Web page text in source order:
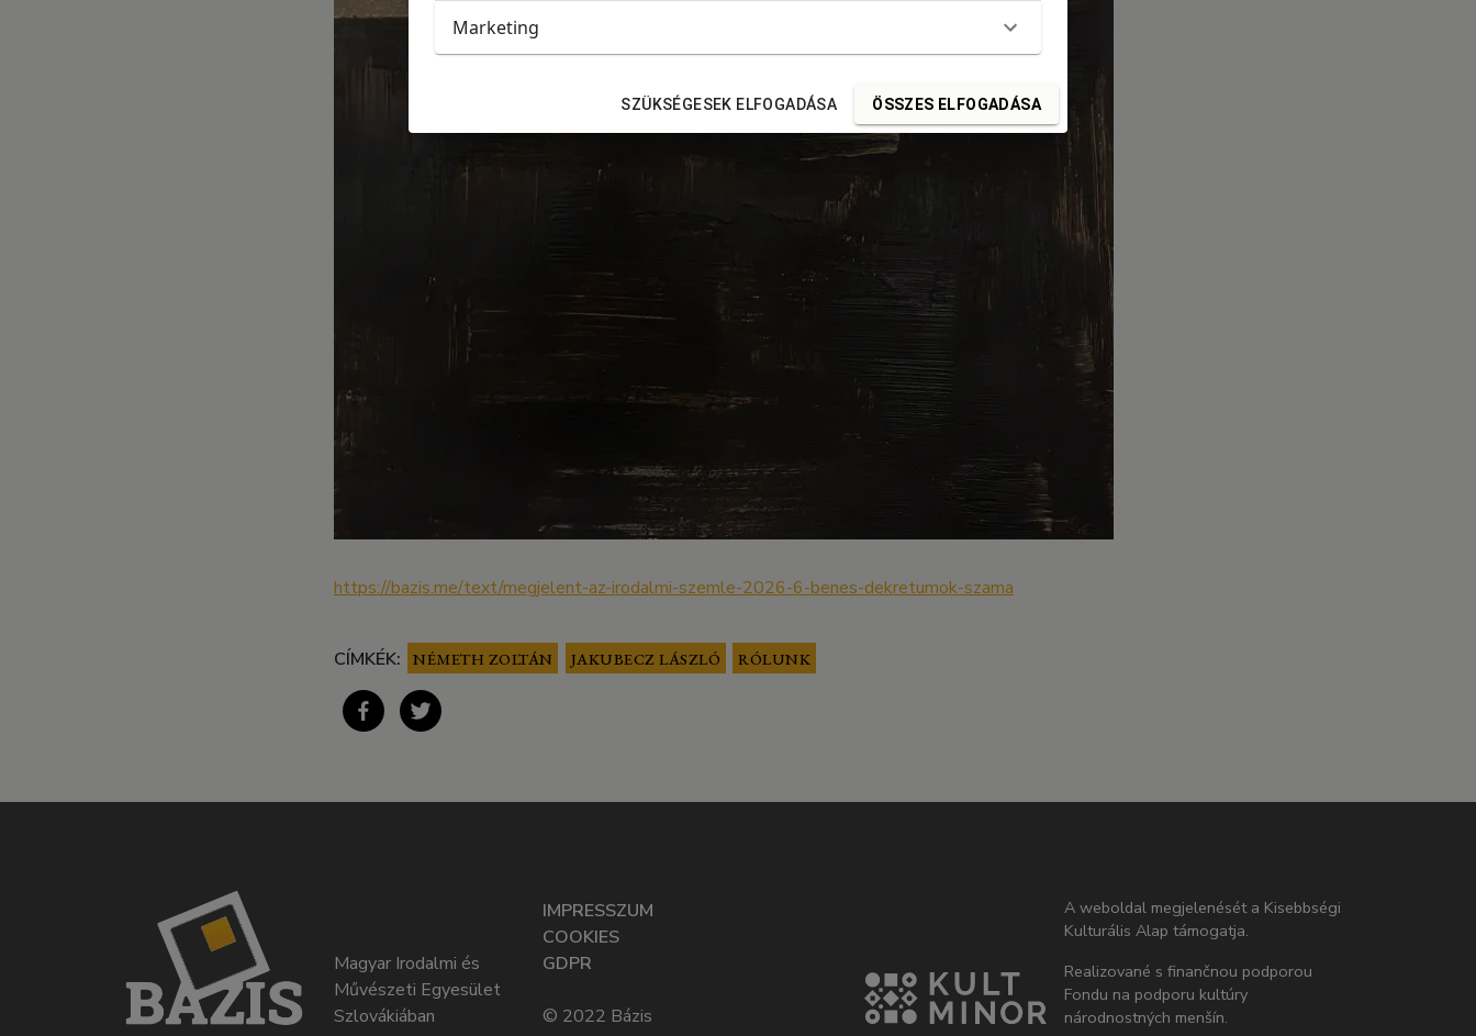
https://bazis.me/text/megjelent-az-irodalmi-szemle-2026-6-benes-dekretumok-szama
CÍMKÉK: NÉMETH ZOLTÁN JAKUBECZ LÁSZLÓ RÓLUNK
Magyar Irodalmi és
Művészeti Egyesület
Szlovákiában
IMPRESSZUM
COOKIES
GDPR
© 2022 Bázis
A weboldal megjelenését a Kisebbségi
Kulturális Alap támogatja.
Realizované s finančnou podporou
Fondu na podporu kultúry
národnostných menšín.
Marketing
SZÜKSÉGESEK ELFOGADÁSA ÖSSZES ELFOGADÁSA